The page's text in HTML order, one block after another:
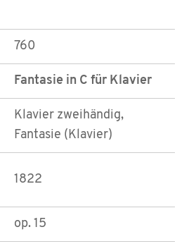
760
Fantasie in C für Klavier
Klavier zweihändig,
Fantasie (Klavier)
1822
op. 15